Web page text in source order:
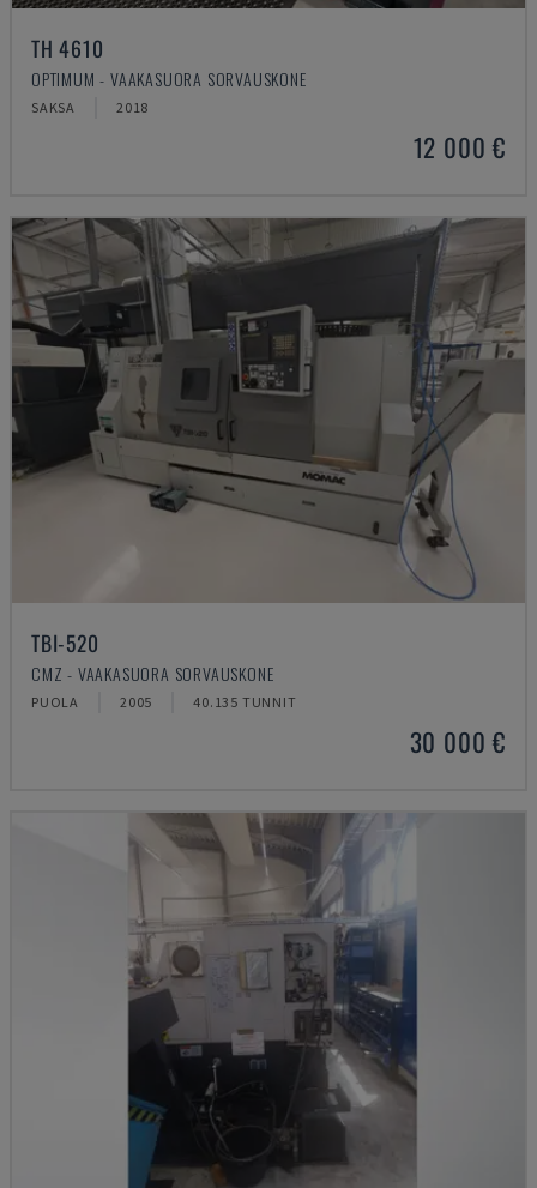
TH 4610
OPTIMUM - VAAKASUORA SORVAUSKONE
SAKSA 2018
12 000 €
TBI-520
CMZ - VAAKASUORA SORVAUSKONE
PUOLA 2005 40.135 TUNNIT
30 000 €